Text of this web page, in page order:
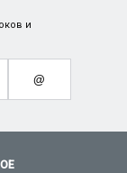
и
@